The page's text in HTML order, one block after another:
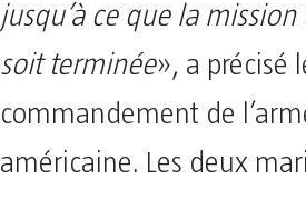
jusqu’à ce que la mission
soit terminée», a précisé
commandement de
américaine. Les deux